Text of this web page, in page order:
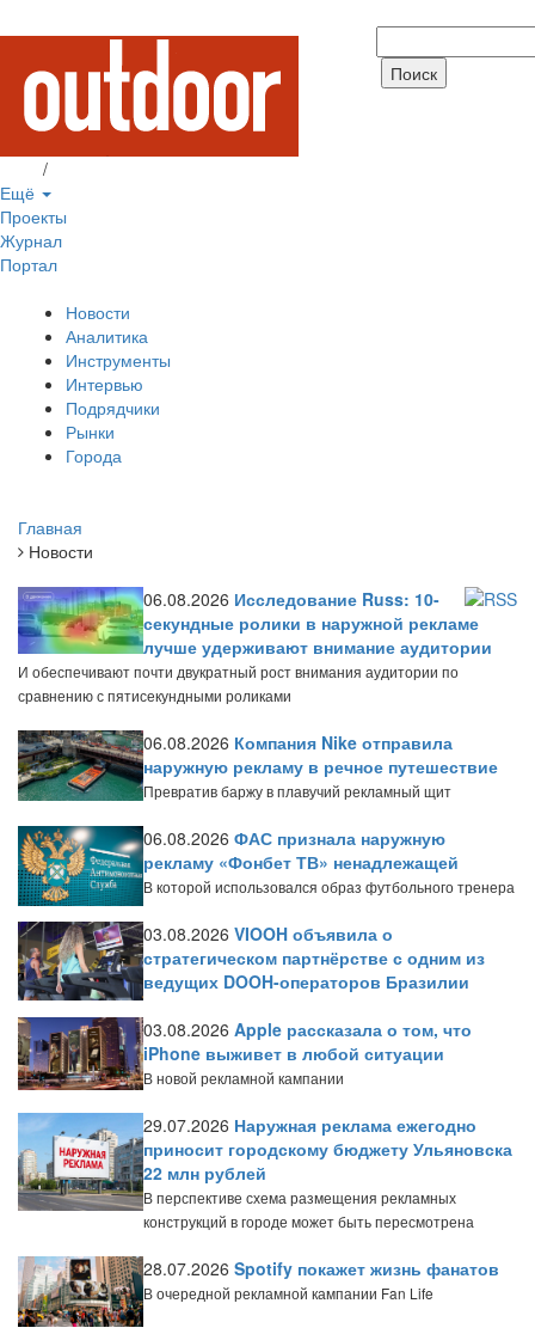
/
Ещё
Проекты
Журнал
Портал
Новости
Аналитика
Инструменты
Интервью
Подрядчики
Рынки
Города
Главная
Новости
06.08.2026 Исследование Russ: 10-
секундные ролики в наружной рекламе
лучше удерживают внимание аудитории
И обеспечивают почти двукратный рост внимания аудитории по
сравнению с пятисекундными роликами
06.08.2026 Компания Nike отправила
наружную рекламу в речное путешествие
Превратив баржу в плавучий рекламный щит
06.08.2026 ФАС признала наружную
рекламу «Фонбет ТВ» ненадлежащей
В которой использовался образ футбольного тренера
03.08.2026 VIOOH объявила о
стратегическом партнёрстве с одним из
ведущих DOOH-операторов Бразилии
03.08.2026 Apple рассказала о том, что
iPhone выживет в любой ситуации
В новой рекламной кампании
29.07.2026 Наружная реклама ежегодно
приносит городскому бюджету Ульяновска
22 млн рублей
В перспективе схема размещения рекламных
конструкций в городе может быть пересмотрена
28.07.2026 Spotify покажет жизнь фанатов
В очередной рекламной кампании Fan Life